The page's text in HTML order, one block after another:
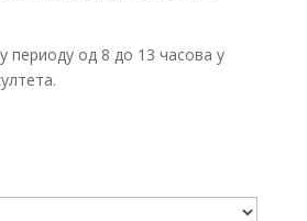
периоду од 8 до 13 часова у